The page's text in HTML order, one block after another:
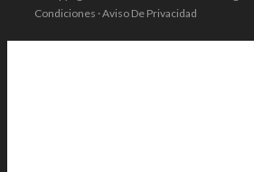
Condiciones · Aviso De Privacidad